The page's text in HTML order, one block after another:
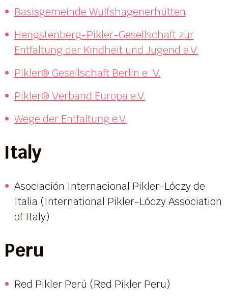
Basisgemeinde Wulfshagenerhütten
Hengstenberg-Pikler-Gesellschaft zur
Entfaltung der Kindheit und Jugend e.V.
Pikler® Gesellschaft Berlin e. V.
Pikler® Verband Europa e.V.
Wege der Entfaltung e.V.
Italy
Asociación Internacional Pikler-Lóczy de
Italia (International Pikler-Lóczy Association
of Italy)
Peru
Red Pikler Perú (Red Pikler Peru)